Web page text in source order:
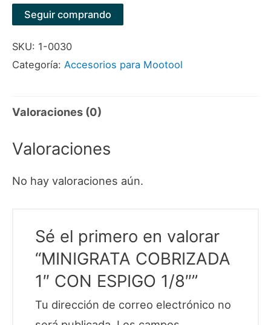
1"
CON
ESPIGO
1/8"
Seguir comprando
SKU: 1-0030
Categoría: Accesorios para Mootool
Valoraciones (0)
Valoraciones
No hay valoraciones aún.
Sé el primero en valorar
“MINIGRATA COBRIZADA
1″ CON ESPIGO 1/8″”
Tu dirección de correo electrónico no